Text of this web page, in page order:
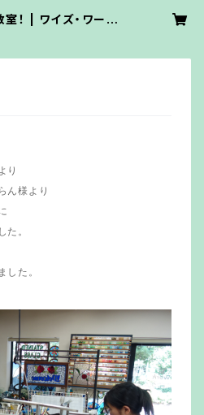
！ | ワイズ・ワーク・
り
ん様より
た。
した。